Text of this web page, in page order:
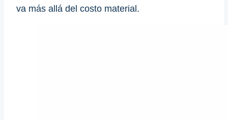
va más allá del costo material.